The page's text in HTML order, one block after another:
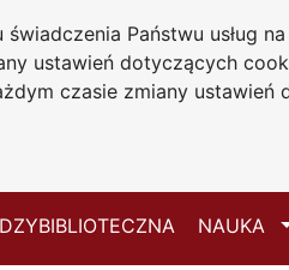
Państwu usług
ustawień dotyczących
czasie zmiany ustawień
Mapa
NAUKA